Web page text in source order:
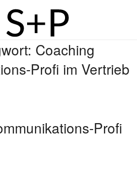
Coaching
Profi im Vertrieb
Profi